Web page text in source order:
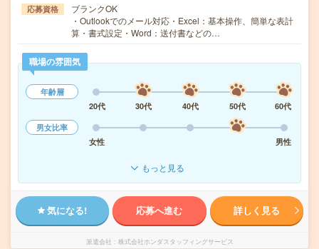
応募資格
ブランクOK
・Outlookでのメール対応・Excel：基本操作、簡単な表計
算・書式設定・Word：送付書などの…
職場の雰囲気
年齢層
20代
30代 40代 50代
60代
男女比率
女性
男性
もっと見る
気になる! 応募へ進む 詳しく見る
派遣会社 株式会社ホンダスタッフィングサービス